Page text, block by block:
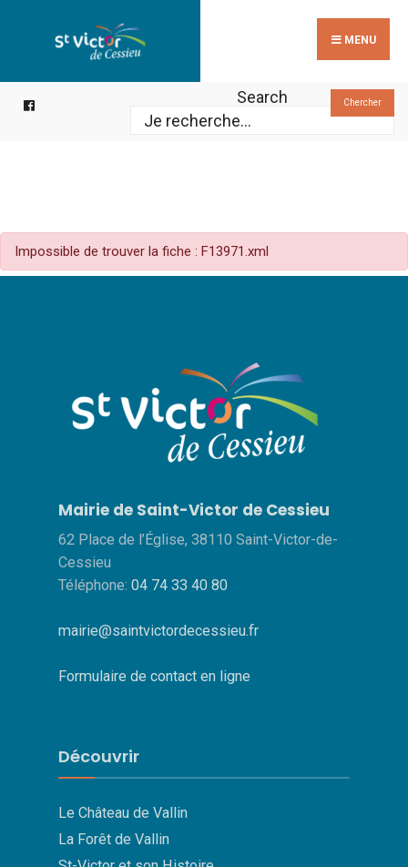
MENU
Search Chercher
Impossible de trouver la fiche : F13971.xml
Mairie de Saint-Victor de Cessieu
62 Place de l’Église, 38110 Saint-Victor-de-
Cessieu
Téléphone: 04 74 33 40 80
mairie@saintvictordecessieu.fr
Formulaire de contact en ligne
Découvrir
Le Château de Vallin
La Forêt de Vallin
for: